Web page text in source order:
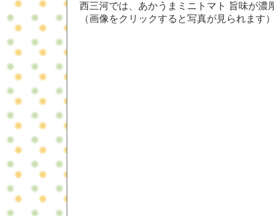
西三河では、あかうまミニトマト 旨味が濃
（画像をクリックすると写真が見られます